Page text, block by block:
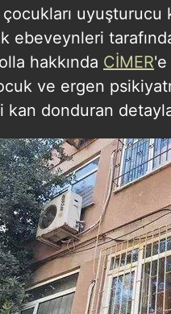
uyuşturucu
ebeveynleri
hakkında CİMER
ve ergen
donduran